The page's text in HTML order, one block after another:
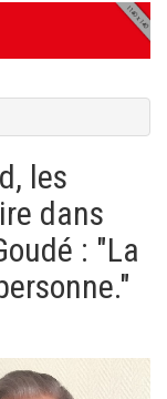
les
dans
: "La